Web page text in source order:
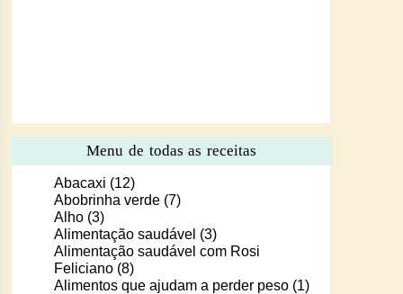
Menu de todas as receitas
Abacaxi (12)
Abobrinha verde (7)
Alho (3)
Alimentação saudável (3)
Alimentação saudável com Rosi
Feliciano (8)
Alimentos que ajudam a perder peso (1)